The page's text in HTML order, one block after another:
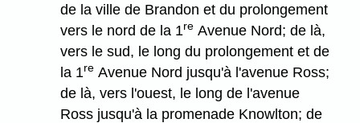
de la ville de Brandon et du prolongement
vers le nord de la 1re Avenue Nord; de là,
vers le sud, le long du prolongement et de
la 1re Avenue Nord jusqu'à l'avenue Ross;
de là, vers l'ouest, le long de l'avenue
Ross jusqu'à la promenade Knowlton; de